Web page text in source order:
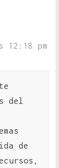
12:18 pm
del
de